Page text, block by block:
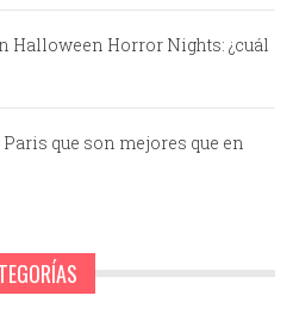
Halloween Horror Nights: ¿cuál
que son mejores que en